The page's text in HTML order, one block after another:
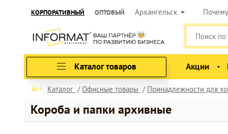
КОРПОРАТИВНЫЙ ОПТОВЫЙ Архангельск
Каталог товаров Акции
Каталог Офисные товары Принадлежности для
Короба и папки архивные